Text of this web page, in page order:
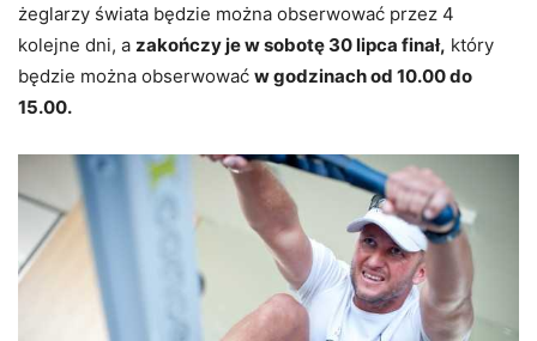
żeglarzy świata będzie można obserwować przez 4
kolejne dni, a zakończy je w sobotę 30 lipca finał, który
będzie można obserwować w godzinach od 10.00 do
15.00.